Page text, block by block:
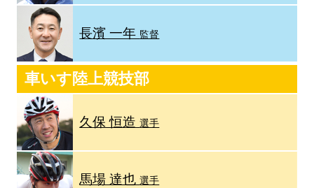
長濱 一年 監督
車いす陸上競技部
久保 恒造選手
馬場 達也選手